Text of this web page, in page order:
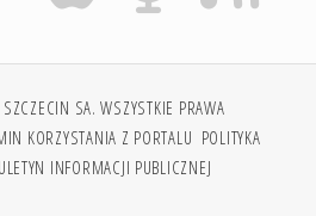
SA. WSZYSTKIE PRAWA
KORZYSTANIA Z PORTALU POLITYKA
INFORMACJI PUBLICZNEJ